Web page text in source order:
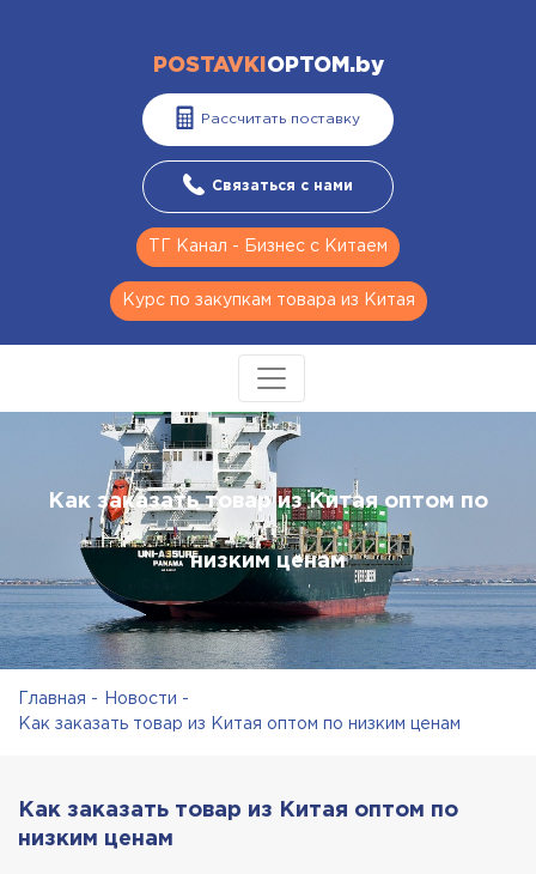
POSTAVKI OPTOM.by
Рассчитать поставку
Связаться с нами
ТГ Канал - Бизнес с Китаем
Курс по закупкам товара из Китая
Как заказать товар из Китая оптом по
низким ценам
Главная
Новости
Как заказать товар из Китая оптом по низким ценам
Как заказать товар из Китая оптом по
низким ценам